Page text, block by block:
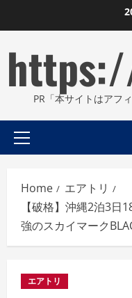
to
PR「本サイトはアフ
Primary
Home
エアトリ
【破格】沖縄2泊3日
強のスカイマーク
エアトリ